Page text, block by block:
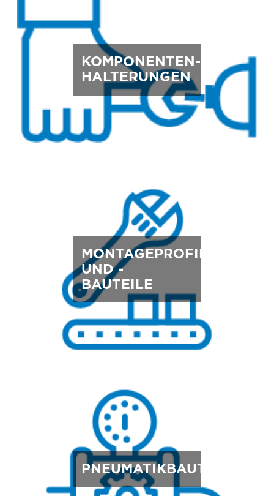
KOMPONENTEN-
HALTERUNGEN
MONTAGEPROFILE
UND -
BAUTEILE
PNEUMATIKBAUTEILE